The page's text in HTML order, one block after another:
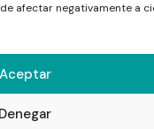
afectar negativamente a
Aceptar
Denegar